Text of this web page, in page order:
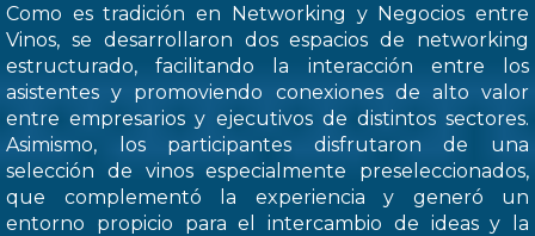
Como es tradición en Networking y Negocios entre
Vinos, se desarrollaron dos espacios de networking
estructurado, facilitando la interacción entre los
asistentes y promoviendo conexiones de alto valor
entre empresarios y ejecutivos de distintos sectores.
Asimismo, los participantes disfrutaron de una
selección de vinos especialmente preseleccionados,
que complementó la experiencia y generó un
entorno propicio para el intercambio de ideas y la